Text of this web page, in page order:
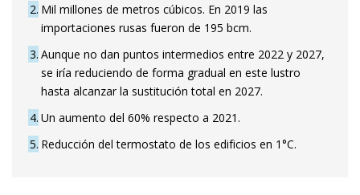
2 Mil millones de metros cúbicos. En 2019 las
importaciones rusas fueron de 195 bcm.
3 Aunque no dan puntos intermedios entre 2022 y 2027,
se iría reduciendo de forma gradual en este lustro
hasta alcanzar la sustitución total en 2027.
4 Un aumento del 60% respecto a 2021.
5 Reducción del termostato de los edificios en 1°C.